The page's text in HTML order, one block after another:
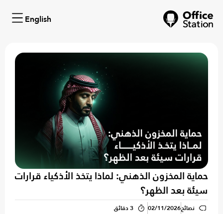
English
حماية المخزون الذهني: لماذا يتخذ الأذكياء قرارات
سيئة بعد الظهر؟
نصائح02/11/2026 3 دقائق